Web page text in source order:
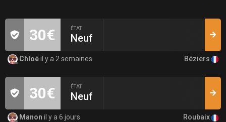
30€ ÉTAT
Neuf
Chloéil y a 2 semaines Béziers
30€ ÉTAT
Neuf
Manon il y a 6 jours Roubaix